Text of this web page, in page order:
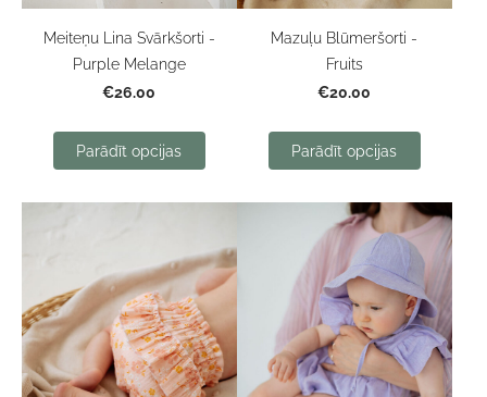
Meiteņu Lina Svārkšorti -
Purple Melange
€26.00
Parādīt opcijas
Mazuļu Blūmeršorti -
Fruits
€20.00
Parādīt opcijas